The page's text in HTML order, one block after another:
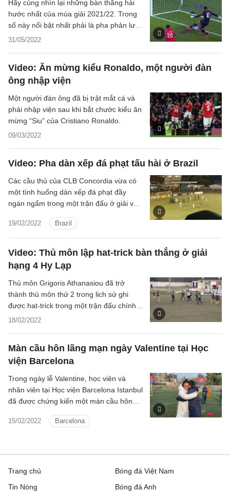
31/05/2022
Hãy cùng nhìn lại những bàn thắng hài
hước nhất của mùa giải 2021/22. Trong
số này nổi bật nhất phải là pha phản lưới
nhà của Pedri ở Euro 2020.
Video: Ăn mừng kiểu Ronaldo, một người đàn
ông nhập viện
09/03/2022
Một người đàn ông đã bị trật mắt cá và
phải nhập viện sau khi bắt chước kiểu ăn
mừng “Siu” của Cristiano Ronaldo.
Video: Pha dàn xếp đá phạt tấu hài ở Brazil
19/02/2022 Brazil
Các cầu thủ của CLB Concordia vừa có
một tình huống dàn xếp đá phạt đầy
ngán ngẩm trong một trận đấu ở giải vô
Video: Thủ môn lập hat-trick bàn thắng ở giải
hạng 4 Hy Lạp
18/02/2022
Thủ môn Grigoris Athanasiou đã trở
thành thủ môn thứ 2 trong lịch sử ghi
được hat-trick trong một trận đấu chính
thức.
Màn cầu hôn lãng mạn ngày Valentine tại Học
viện Barcelona
15/02/2022 Barcelona
Trong ngày lễ Valentine, học viên và
nhân viên tại Học viện Barcelona Istanbul
đã được chứng kiến một màn cầu hôn
Trang chủ
Tin Nóng
Bóng đá Việt Nam
Bóng đá Anh